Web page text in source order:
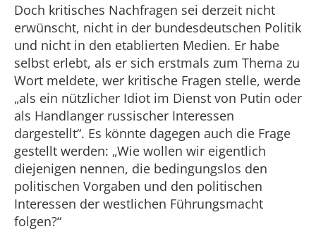
Doch kritisches Nachfragen sei derzeit nicht
erwünscht, nicht in der bundesdeutschen Politik
und nicht in den etablierten Medien. Er habe
selbst erlebt, als er sich erstmals zum Thema zu
Wort meldete, wer kritische Fragen stelle, werde
„als ein nützlicher Idiot im Dienst von Putin oder
als Handlanger russischer Interessen
dargestellt“. Es könnte dagegen auch die Frage
gestellt werden: „Wie wollen wir eigentlich
diejenigen nennen, die bedingungslos den
politischen Vorgaben und den politischen
Interessen der westlichen Führungsmacht
folgen?“